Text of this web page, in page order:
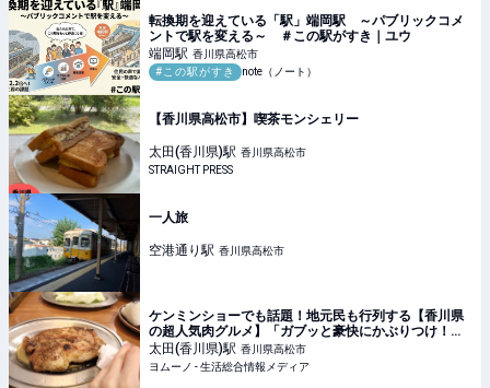
転換期を迎えている「駅」端岡駅 ～パブリックコメ
ントで駅を変える～ ＃この駅がすき｜ユウ
端岡駅 香川県高松市
#この駅がすき
note（ノート）
【香川県高松市】喫茶モンシェリー
太田(香川県)駅 香川県高松市
STRAIGHT PRESS
一人旅
空港通り駅 香川県高松市
ケンミンショーでも話題！地元民も行列する【香川県
の超人気肉グルメ】「ガブッと豪快にかぶりつけ！」
「ひとりで2本頼む人も」超絶品 | ヨムーノ
太田(香川県)駅 香川県高松市
ヨムーノ - 生活総合情報メディア